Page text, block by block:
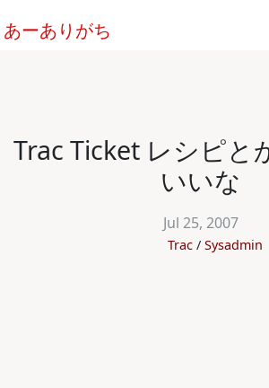
あーありがち
Trac Ticket レシピと
いいな
Jul 25, 2007
Trac Sysadmin